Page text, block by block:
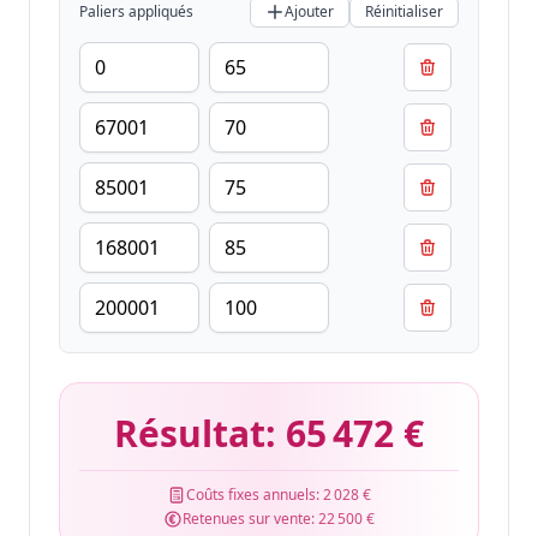
Paliers appliqués Ajouter Réinitialiser
Résultat: 65 472 €
Coûts fixes annuels:2 028 €
Retenues sur vente:22 500 €